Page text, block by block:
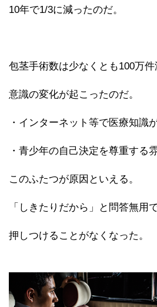
10年で1/3に減ったのだ。
包茎手術数は少なくとも100万件
意識の変化が起こったのだ。
・インターネット等で医療知識
・青少年の自己決定を尊重する
このふたつが原因といえる。
「しきたりだから」と問答無用
押しつけることがなくなった。